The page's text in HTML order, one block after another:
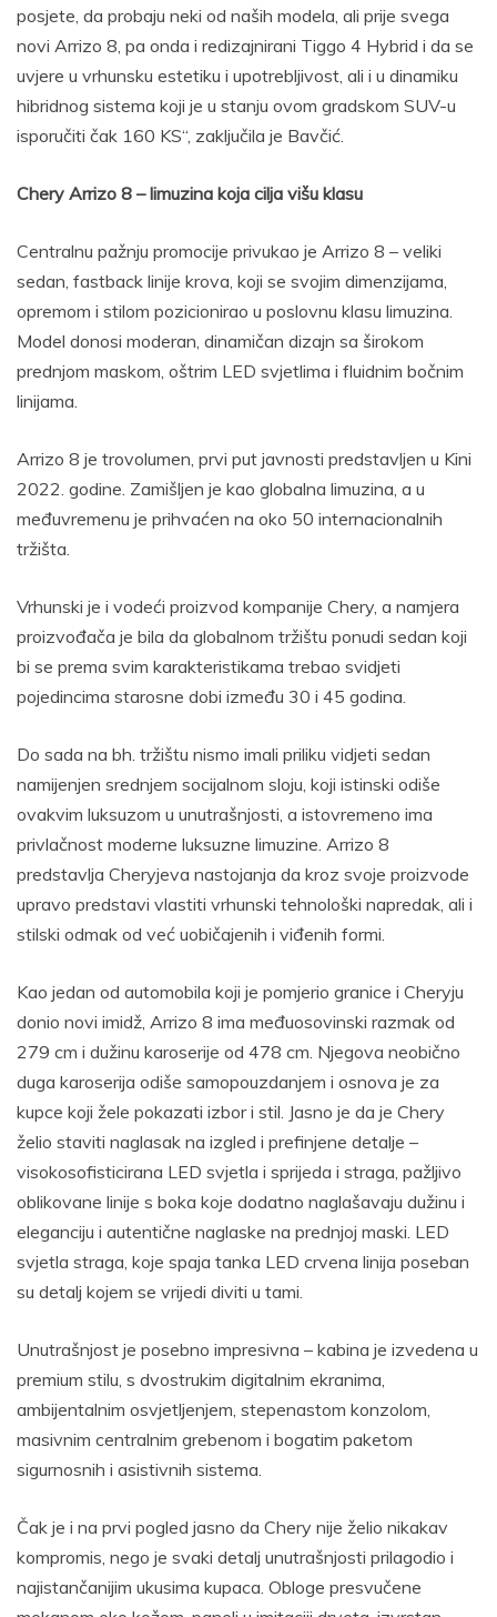
posjete, da probaju neki od naših modela, ali prije svega
novi Arrizo 8, pa onda i redizajnirani Tiggo 4 Hybrid i da se
uvjere u vrhunsku estetiku i upotrebljivost, ali i u dinamiku
hibridnog sistema koji je u stanju ovom gradskom SUV-u
isporučiti čak 160 KS“, zaključila je Bavčić.
Chery Arrizo 8 – limuzina koja cilja višu klasu
Centralnu pažnju promocije privukao je Arrizo 8 – veliki
sedan, fastback linije krova, koji se svojim dimenzijama,
opremom i stilom pozicionirao u poslovnu klasu limuzina.
Model donosi moderan, dinamičan dizajn sa širokom
prednjom maskom, oštrim LED svjetlima i fluidnim bočnim
linijama.
Arrizo 8 je trovolumen, prvi put javnosti predstavljen u Kini
2022. godine. Zamišljen je kao globalna limuzina, a u
međuvremenu je prihvaćen na oko 50 internacionalnih
tržišta.
Vrhunski je i vodeći proizvod kompanije Chery, a namjera
proizvođača je bila da globalnom tržištu ponudi sedan koji
bi se prema svim karakteristikama trebao svidjeti
pojedincima starosne dobi između 30 i 45 godina.
Do sada na bh. tržištu nismo imali priliku vidjeti sedan
namijenjen srednjem socijalnom sloju, koji istinski odiše
ovakvim luksuzom u unutrašnjosti, a istovremeno ima
privlačnost moderne luksuzne limuzine. Arrizo 8
predstavlja Cheryjeva nastojanja da kroz svoje proizvode
upravo predstavi vlastiti vrhunski tehnološki napredak, ali i
stilski odmak od već uobičajenih i viđenih formi.
Kao jedan od automobila koji je pomjerio granice i Cheryju
donio novi imidž, Arrizo 8 ima međuosovinski razmak od
279 cm i dužinu karoserije od 478 cm. Njegova neobično
duga karoserija odiše samopouzdanjem i osnova je za
kupce koji žele pokazati izbor i stil. Jasno je da je Chery
želio staviti naglasak na izgled i prefinjene detalje –
visokosofisticirana LED svjetla i sprijeda i straga, pažljivo
oblikovane linije s boka koje dodatno naglašavaju dužinu i
eleganciju i autentične naglaske na prednjoj maski. LED
svjetla straga, koje spaja tanka LED crvena linija poseban
su detalj kojem se vrijedi diviti u tami.
Unutrašnjost je posebno impresivna – kabina je izvedena u
premium stilu, s dvostrukim digitalnim ekranima,
ambijentalnim osvjetljenjem, stepenastom konzolom,
masivnim centralnim grebenom i bogatim paketom
sigurnosnih i asistivnih sistema.
Čak je i na prvi pogled jasno da Chery nije želio nikakav
kompromis, nego je svaki detalj unutrašnjosti prilagodio i
najistančanijim ukusima kupaca. Obloge presvučene